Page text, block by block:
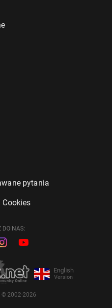
pytania
DO NAS:
English
Version
© 2002-2026